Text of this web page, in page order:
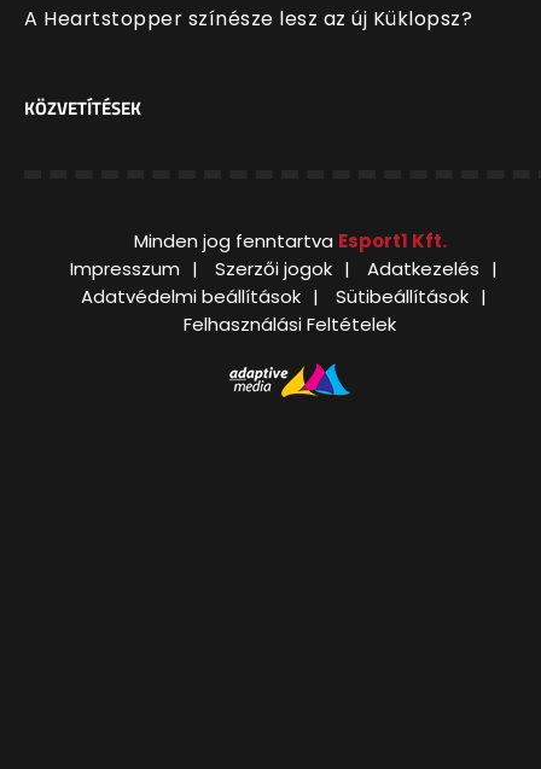
A Heartstopper színésze lesz az új Küklopsz?
KÖZVETÍTÉSEK
Minden jog fenntartva Esport1 Kft.
Impresszum
Szerzői jogok
Adatkezelés
Adatvédelmi beállítások
Sütibeállítások
Felhasználási Feltételek